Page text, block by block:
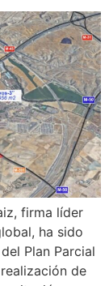
firma líder
ha sido
Plan Parcial
de